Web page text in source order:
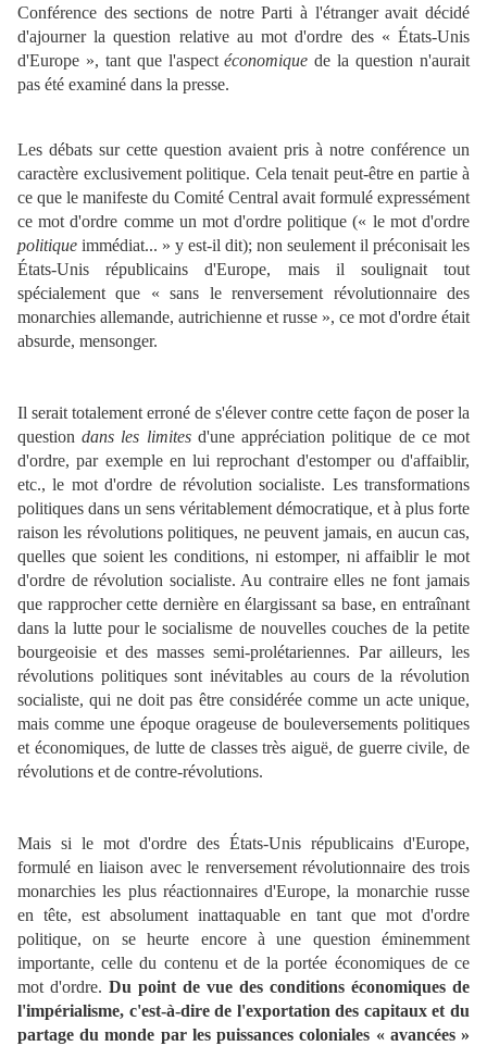
Conférence des sections de notre Parti à l'étranger avait décidé
d'ajourner la question relative au mot d'ordre des « États-Unis
d'Europe », tant que l'aspect économique de la question n'aurait
pas été examiné dans la presse.
Les débats sur cette question avaient pris à notre conférence un
caractère exclusivement politique. Cela tenait peut-être en partie à
ce que le manifeste du Comité Central avait formulé expressément
ce mot d'ordre comme un mot d'ordre politique (« le mot d'ordre
politique immédiat... » y est-il dit); non seulement il préconisait les
États-Unis républicains d'Europe, mais il soulignait tout
spécialement que « sans le renversement révolutionnaire des
monarchies allemande, autrichienne et russe », ce mot d'ordre était
absurde, mensonger.
Il serait totalement erroné de s'élever contre cette façon de poser la
question dans les limites d'une appréciation politique de ce mot
d'ordre, par exemple en lui reprochant d'estomper ou d'affaiblir,
etc., le mot d'ordre de révolution socialiste. Les transformations
politiques dans un sens véritablement démocratique, et à plus forte
raison les révolutions politiques, ne peuvent jamais, en aucun cas,
quelles que soient les conditions, ni estomper, ni affaiblir le mot
d'ordre de révolution socialiste. Au contraire elles ne font jamais
que rapprocher cette dernière en élargissant sa base, en entraînant
dans la lutte pour le socialisme de nouvelles couches de la petite
bourgeoisie et des masses semi-prolétariennes. Par ailleurs, les
révolutions politiques sont inévitables au cours de la révolution
socialiste, qui ne doit pas être considérée comme un acte unique,
mais comme une époque orageuse de bouleversements politiques
et économiques, de lutte de classes très aiguë, de guerre civile, de
révolutions et de contre-révolutions.
Mais si le mot d'ordre des États-Unis républicains d'Europe,
formulé en liaison avec le renversement révolutionnaire des trois
monarchies les plus réactionnaires d'Europe, la monarchie russe
en tête, est absolument inattaquable en tant que mot d'ordre
politique, on se heurte encore à une question éminemment
importante, celle du contenu et de la portée économiques de ce
mot d'ordre. Du point de vue des conditions économiques de
l'impérialisme, c'est-à-dire de l'exportation des capitaux et du
partage du monde par les puissances coloniales « avancées »